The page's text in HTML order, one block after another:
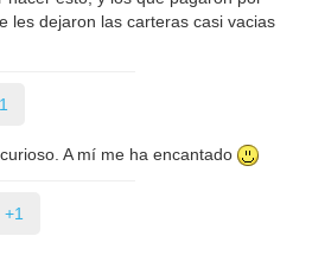
les dejaron las carteras casi vacias
A mí me ha encantado
+1